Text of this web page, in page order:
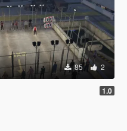
85 2
1.0